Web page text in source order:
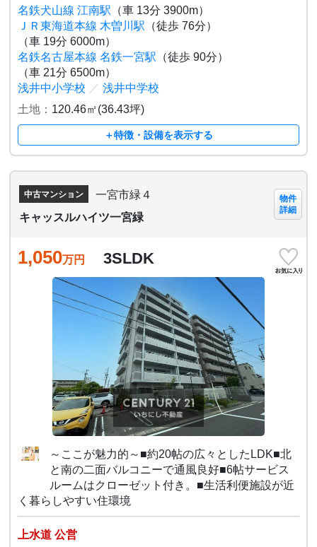
名鉄犬山線 江南駅 （車 13分 3900m）
ＪＲ東海道本線 木曽川駅 （徒歩 76分）
（車 19分 6000m）
名鉄名古屋本線 名鉄一宮駅 （徒歩 90分）
（車 21分 6500m）
浅井中小学校 ／ 浅井中学校
土地： 120.46㎡(36.43坪)
＋特徴・設備を表示する
中古マンション
一宮市緑４
キャッスルハイツ一宮緑
物件
詳細
1,050万円 3SLDK
～ここが魅力的～■約20帖の広々としたLDK■北
と南の二面バルコニーで通風良好■6帖サービス
ルームはクローゼット付き。■生活利便施設が近
く暮らしやすい住環境
上水道 公営